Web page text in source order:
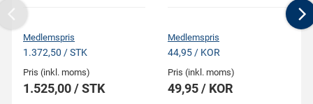
Medlemspris
1.372,50 / STK
Pris (inkl. moms)
1.525,00 / STK
Medlemspris
44,95 / KOR
Pris (inkl. moms)
49,95 / KOR
Previous